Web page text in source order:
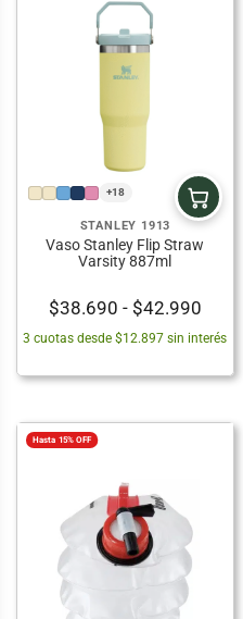
+18
STANLEY 1913
Vaso Stanley Flip Straw
Varsity 887ml
$38.690 - $42.990Rango
de
desde
hasta
3 cuotas desde $12.897 sin interés
Hasta 15% OFF